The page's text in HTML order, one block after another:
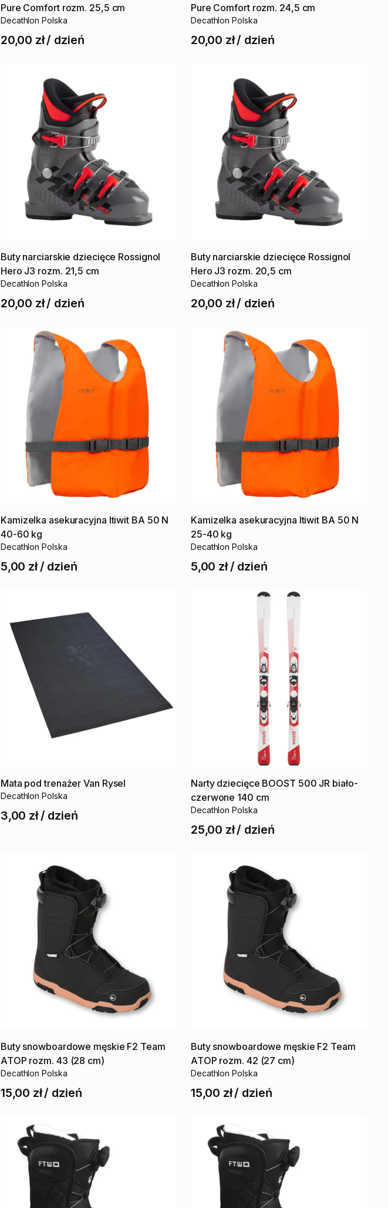
Pure Comfort rozm. 25​,​5 cm
Decathlon Polska
20,00 zł/ dzień
Pure Comfort rozm. 24​​,​​5 cm
Decathlon Polska
20,00 zł/ dzień
Buty narciarskie dziecięce Rossignol
Hero J3 rozm. 21​,​5 cm
Decathlon Polska
20,00 zł/ dzień
Buty narciarskie dziecięce Rossignol
Hero J3 rozm. 20​,​5 cm
Decathlon Polska
20,00 zł/ dzień
Kamizelka asekuracyjna Itiwit BA 50 N
40-60 kg
Decathlon Polska
5,00 zł / dzień
Kamizelka asekuracyjna Itiwit BA 50 N
25-40 kg
Decathlon Polska
5,00 zł / dzień
Mata pod trenażer Van Rysel
Decathlon Polska
3,00 zł / dzień
Narty dziecięce BOOST 500 JR biało-
czerwone 140 cm
Decathlon Polska
25,00 zł/ dzień
Buty snowboardowe męskie F2 Team
ATOP rozm. 43 (28 cm)
Decathlon Polska
15,00 zł/ dzień
Buty snowboardowe męskie F2 Team
ATOP rozm. 42 (27 cm)
Decathlon Polska
15,00 zł/ dzień